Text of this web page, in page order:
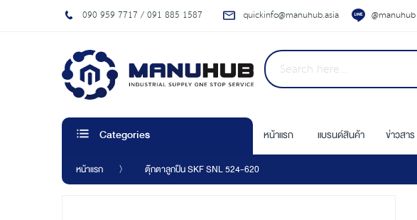
090 959 7717 / 091 885 1587 quickinfo@manuhub.asia @manuhub
Categories หน้าแรก แบรนด์สินค้า ข่าวสาร
หน้าแรก ตุ๊กตาลูกปืน SKF SNL 524-620